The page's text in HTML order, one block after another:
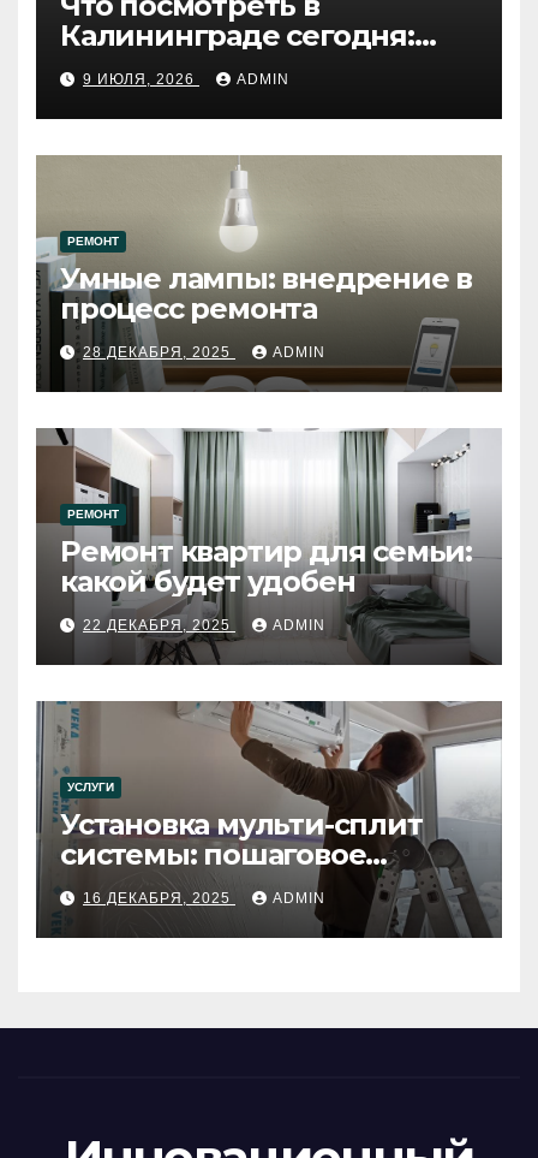
Калининграде сегодня:
путеводитель по самому
западному городу России
9 ИЮЛЯ, 2026 ADMIN
РЕМОНТ
Умные лампы: внедрение в
процесс ремонта
28 ДЕКАБРЯ, 2025 ADMIN
РЕМОНТ
Ремонт квартир для семьи:
какой будет удобен
22 ДЕКАБРЯ, 2025 ADMIN
УСЛУГИ
Установка мульти-сплит
системы: пошаговое
руководство
16 ДЕКАБРЯ, 2025 ADMIN